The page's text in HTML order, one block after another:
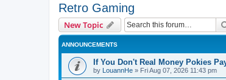
Retro Gaming
New Topic
ANNOUNCEMENTS
If You Don't Real Money Pokies
by LouannHe » Fri Aug 07, 2026 11:43 pm